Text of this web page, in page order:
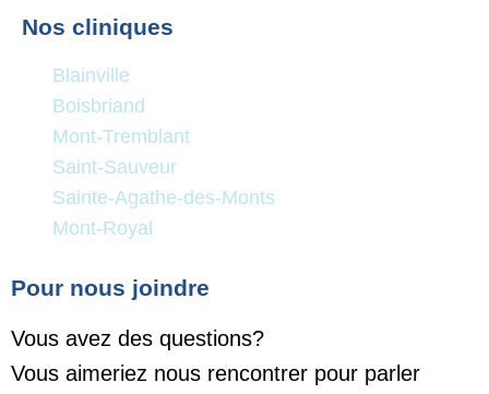
Nos cliniques
Blainville
Boisbriand
Mont-Tremblant
Saint-Sauveur
Sainte-Agathe-des-Monts
Mont-Royal
Pour nous joindre
Vous avez des questions?
Vous aimeriez nous rencontrer pour parler